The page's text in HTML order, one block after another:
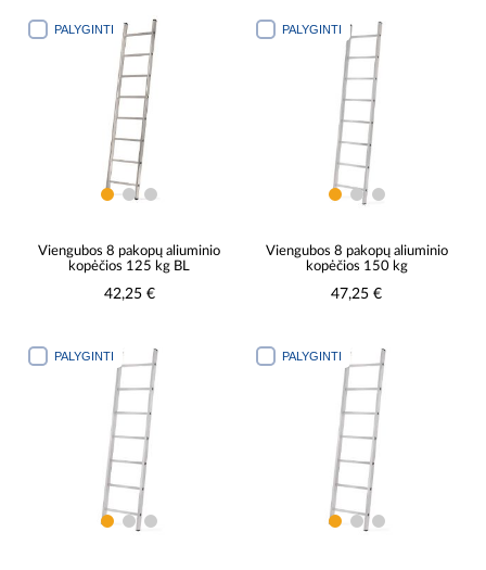
PALYGINTI
Viengubos 8 pakopų aliuminio
kopėčios 125 kg BL
42,25 €
PALYGINTI
Viengubos 8 pakopų aliuminio
kopėčios 150 kg
47,25 €
PALYGINTI PALYGINTI